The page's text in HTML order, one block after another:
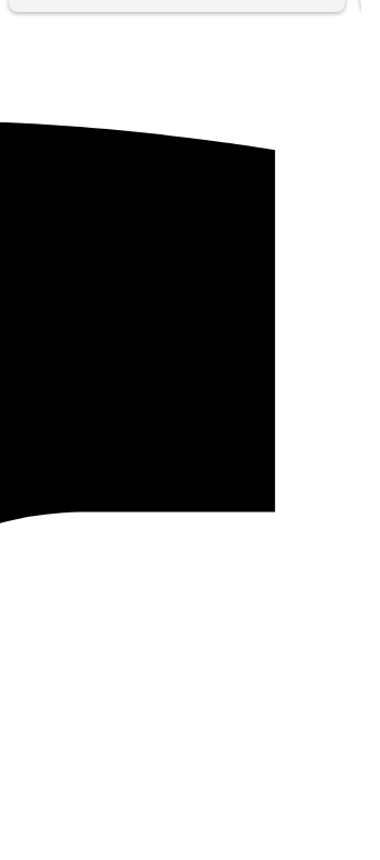
tramite centralina programmabile
Consigliatissimo